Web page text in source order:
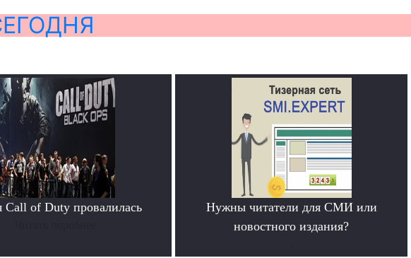
Call of Duty провалилась
Нужны читатели для СМИ или
новостного издания?